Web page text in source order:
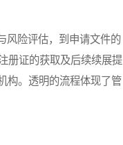
险评估，到申请文件的
册证的获取及后续续展提
构。透明的流程体现了管